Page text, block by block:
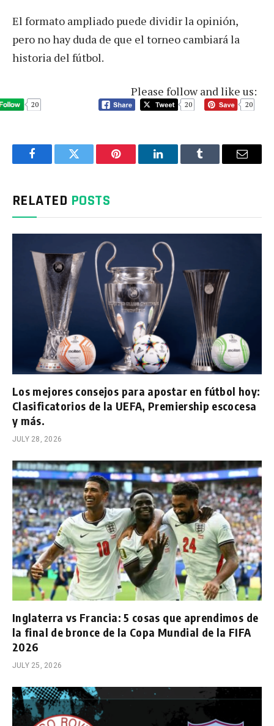
El formato ampliado puede dividir la opinión,
pero no hay duda de que el torneo cambiará la
historia del fútbol.
Please follow and like us:
20 20 20
FacebookTwitter Pinterest LinkedInTumblr Email
RELATED POSTS
Los mejores consejos para apostar en fútbol hoy:
Clasificatorios de la UEFA, Premiership escocesa
y más.
JULY 28, 2026
Inglaterra vs Francia: 5 cosas que aprendimos de
la final de bronce de la Copa Mundial de la FIFA
2026
JULY 25, 2026